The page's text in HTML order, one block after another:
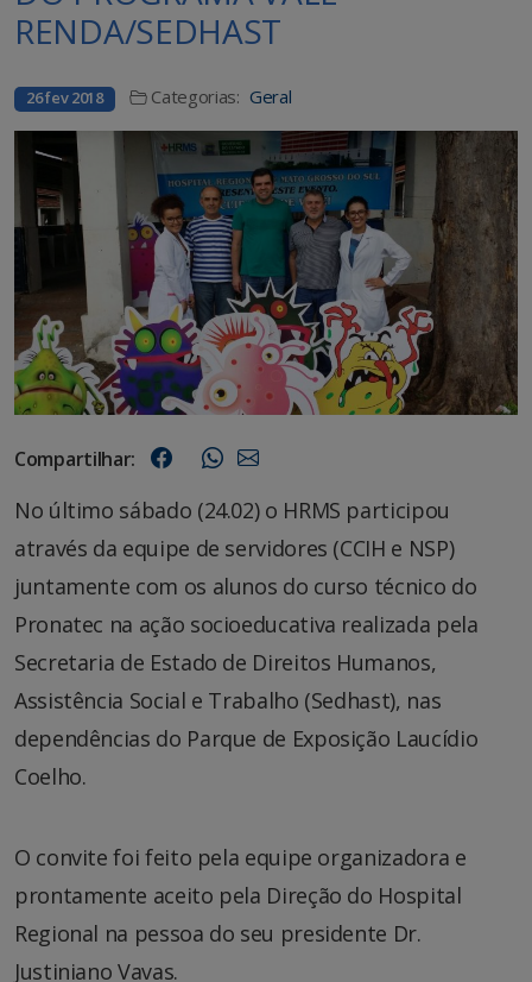
RENDA/SEDHAST
26 fev 2018 Categorias: Geral
Compartilhar:
No último sábado (24.02) o HRMS participou
através da equipe de servidores (CCIH e NSP)
juntamente com os alunos do curso técnico do
Pronatec na ação socioeducativa realizada pela
Secretaria de Estado de Direitos Humanos,
Assistência Social e Trabalho (Sedhast), nas
dependências do Parque de Exposição Laucídio
Coelho.
O convite foi feito pela equipe organizadora e
prontamente aceito pela Direção do Hospital
Regional na pessoa do seu presidente Dr.
Justiniano Vavas.